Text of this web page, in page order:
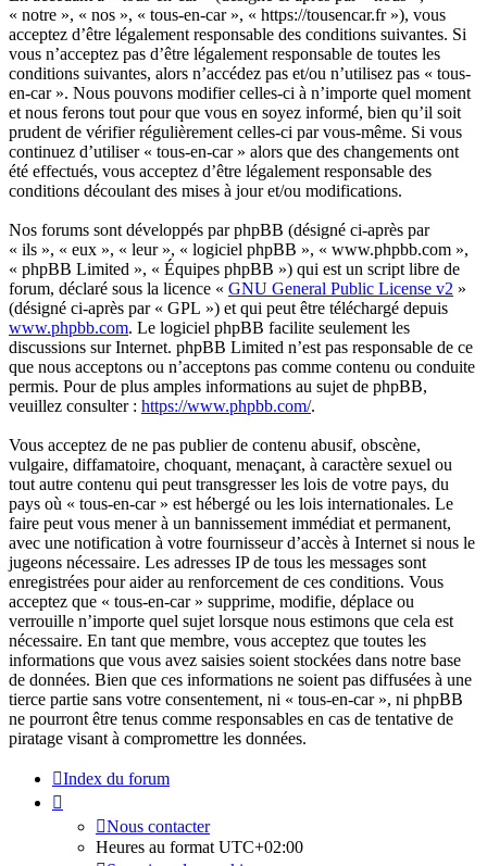
« notre », « nos », « tous-en-car », « https://tousencar.fr »), vous
acceptez d’être légalement responsable des conditions suivantes. Si
vous n’acceptez pas d’être légalement responsable de toutes les
conditions suivantes, alors n’accédez pas et/ou n’utilisez pas « tous-
en-car ». Nous pouvons modifier celles-ci à n’importe quel moment
et nous ferons tout pour que vous en soyez informé, bien qu’il soit
prudent de vérifier régulièrement celles-ci par vous-même. Si vous
continuez d’utiliser « tous-en-car » alors que des changements ont
été effectués, vous acceptez d’être légalement responsable des
conditions découlant des mises à jour et/ou modifications.
Nos forums sont développés par phpBB (désigné ci-après par
« ils », « eux », « leur », « logiciel phpBB », « www.phpbb.com »,
« phpBB Limited », « Équipes phpBB ») qui est un script libre de
forum, déclaré sous la licence « GNU General Public License v2 »
(désigné ci-après par « GPL ») et qui peut être téléchargé depuis
www.phpbb.com. Le logiciel phpBB facilite seulement les
discussions sur Internet. phpBB Limited n’est pas responsable de ce
que nous acceptons ou n’acceptons pas comme contenu ou conduite
permis. Pour de plus amples informations au sujet de phpBB,
veuillez consulter : https://www.phpbb.com/.
Vous acceptez de ne pas publier de contenu abusif, obscène,
vulgaire, diffamatoire, choquant, menaçant, à caractère sexuel ou
tout autre contenu qui peut transgresser les lois de votre pays, du
pays où « tous-en-car » est hébergé ou les lois internationales. Le
faire peut vous mener à un bannissement immédiat et permanent,
avec une notification à votre fournisseur d’accès à Internet si nous le
jugeons nécessaire. Les adresses IP de tous les messages sont
enregistrées pour aider au renforcement de ces conditions. Vous
acceptez que « tous-en-car » supprime, modifie, déplace ou
verrouille n’importe quel sujet lorsque nous estimons que cela est
nécessaire. En tant que membre, vous acceptez que toutes les
informations que vous avez saisies soient stockées dans notre base
de données. Bien que ces informations ne soient pas diffusées à une
tierce partie sans votre consentement, ni « tous-en-car », ni phpBB
ne pourront être tenus comme responsables en cas de tentative de
piratage visant à compromettre les données.
Index du forum
Nous contacter
Heures au format UTC+02:00